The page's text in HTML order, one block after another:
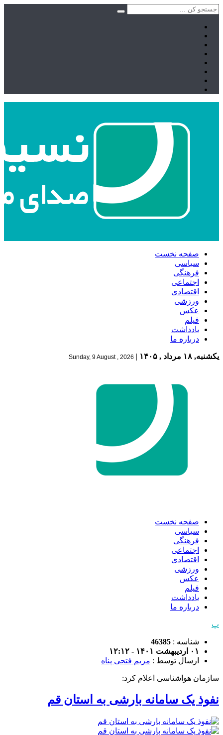
صفحه نخست
سیاسی
فرهنگی
اجتماعی
اقتصادی
ورزشی
عکس
فیلم
یادداشت
درباره ما
یکشنبه, ۱۸ مرداد , ۱۴۰۵ |
Sunday, 9 August , 2026
صفحه نخست
سیاسی
فرهنگی
اجتماعی
اقتصادی
ورزشی
عکس
فیلم
یادداشت
درباره ما
پ
شناسه : 46385
۰۱ اردیبهشت ۱۴۰۱ - ۱۲:۱۲
ارسال توسط : مریم فتحی پناه
سازمان هواشناسی اعلام کرد:
نفوذ یک سامانه بارشی به استان قم